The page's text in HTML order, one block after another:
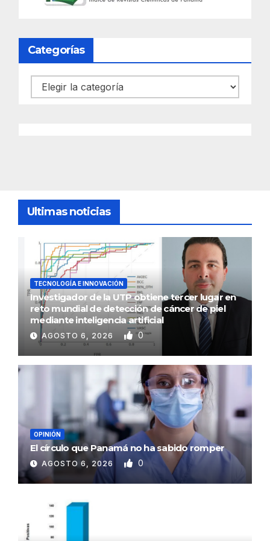
Categorías
Categorías
Ultimas noticias
TECNOLOGÍA E INNOVACIÓN
Investigador de la UTP obtiene tercer lugar en
reto mundial de detección de cáncer de piel
mediante inteligencia artificial
AGOSTO 6, 2026 0
OPINIÓN
El círculo que Panamá no ha sabido romper
AGOSTO 6, 2026 0